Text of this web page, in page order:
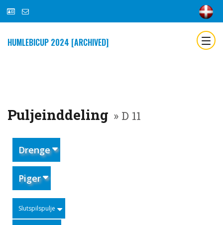
HUMLEBICUP 2024 [ARCHIVED]
Puljeinddeling » D 11
Drenge
Piger
Slutspilspulje